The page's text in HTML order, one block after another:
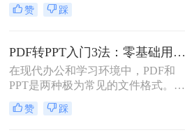
息，还是为了方便编辑，掌握如何进
么怎么将pdf转化为ppt呢？本文将介
绍三种常用的方法来实现PDF到PPT
的转换。
赞 踩
PDF转PPT入门3法：零基础用户的操作要点和注意事项！
在现代办公和学习环境中，PDF和
PPT是两种极为常见的文件格式。
PDF因其固定格式的特点而受到广泛
欢迎，尤其适合用于合同、学术论文
赞 踩